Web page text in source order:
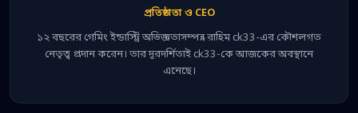
প্রতিষ্ঠাতা ও CEO
১২ বছরের গেমিং ইন্ডাস্ট্রি অভিজ্ঞতাসম্পন্ন রাহিম ck33-এর কৌশলগত
নেতৃত্ব প্রদান করেন। তার দূরদর্শিতাই ck33-কে আজকের অবস্থানে
এনেছে।